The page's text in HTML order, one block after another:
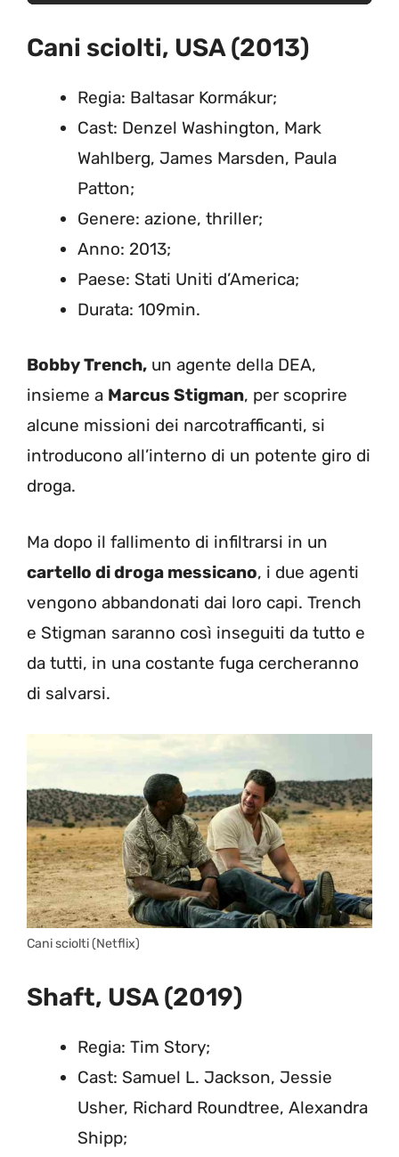
Cani sciolti, USA (2013)
Regia: Baltasar Kormákur;
Cast: Denzel Washington, Mark
Wahlberg, James Marsden, Paula
Patton;
Genere: azione, thriller;
Anno: 2013;
Paese: Stati Uniti d’America;
Durata: 109min.
Bobby Trench, un agente della DEA,
insieme a Marcus Stigman, per scoprire
alcune missioni dei narcotrafficanti, si
introducono all’interno di un potente giro di
droga.
Ma dopo il fallimento di infiltrarsi in un
cartello di droga messicano, i due agenti
vengono abbandonati dai loro capi. Trench
e Stigman saranno così inseguiti da tutto e
da tutti, in una costante fuga cercheranno
di salvarsi.
Cani sciolti (Netflix)
Shaft, USA (2019)
Regia: Tim Story;
Cast: Samuel L. Jackson, Jessie
Usher, Richard Roundtree, Alexandra
Shipp;